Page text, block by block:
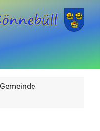
Gemeinde